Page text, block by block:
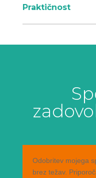
Praktičnost
Odobritev mojega
brez težav.